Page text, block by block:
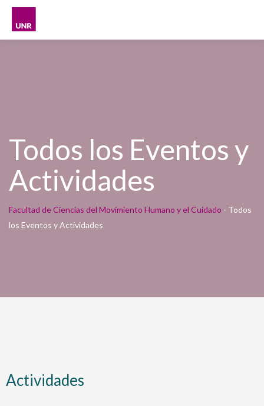
Todos los Eventos y
Actividades
Facultad de Ciencias del Movimiento Humano y el Cuidado - Todos
los Eventos y Actividades
Actividades